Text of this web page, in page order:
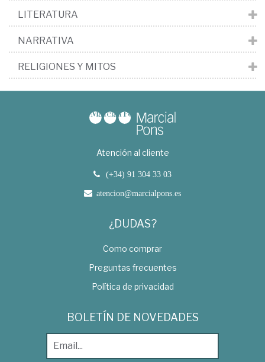
LITERATURA
NARRATIVA
RELIGIONES Y MITOS
Atención al cliente
(+34) 91 304 33 03
atencion@marcialpons.es
¿DUDAS?
Como comprar
Preguntas frecuentes
Política de privacidad
BOLETÍN DE NOVEDADES